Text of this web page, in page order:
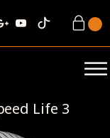
Life 3